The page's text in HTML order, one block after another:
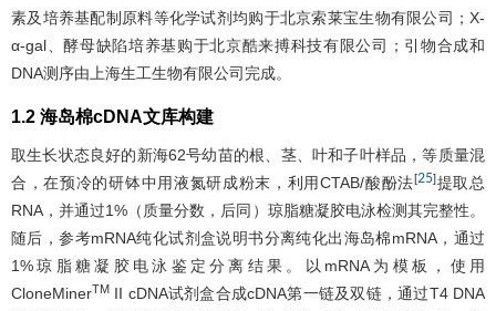
素及培养基配制原料等化学试剂均购于北京索莱宝生物有限公司；X-
α-gal、酵母缺陷培养基购于北京酷来搏科技有限公司；引物合成和
DNA测序由上海生工生物有限公司完成。
1.2 海岛棉cDNA文库构建
取生长状态良好的新海62号幼苗的根、茎、叶和子叶样品，等质量混
合，在预冷的研钵中用液氮研成粉末，利用CTAB/酸酚法[25]提取总
RNA，并通过1%（质量分数，后同）琼脂糖凝胶电泳检测其完整性。
随后，参考mRNA纯化试剂盒说明书分离纯化出海岛棉mRNA，通过
1%琼脂糖凝胶电泳鉴定分离结果。以mRNA为模板，使用
CloneMinerTM II cDNA试剂盒合成cDNA第一链及双链，通过T4 DNA